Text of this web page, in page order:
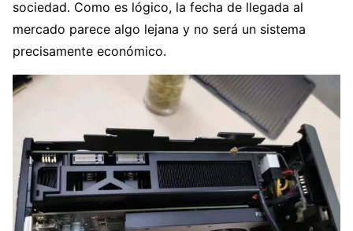
sociedad. Como es lógico, la fecha de llegada al
mercado parece algo lejana y no será un sistema
precisamente económico.